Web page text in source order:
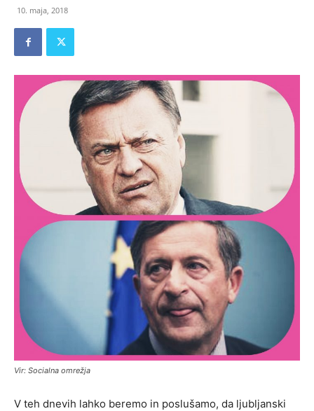
10. maja, 2018
Vir: Socialna omrežja
V teh dnevih lahko beremo in poslušamo, da ljubljanski